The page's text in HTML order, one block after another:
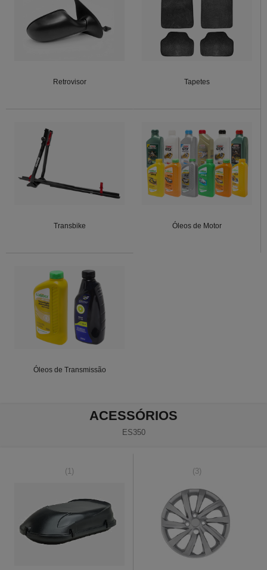
Retrovisor Tapetes
Transbike Óleos de Motor
Óleos de Transmissão
ACESSÓRIOS
ES350
(1) (3)